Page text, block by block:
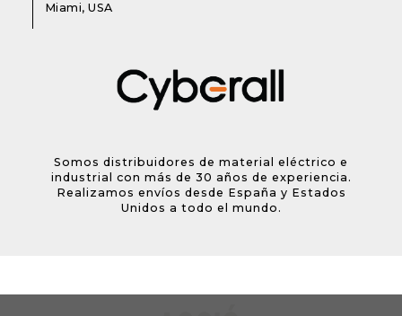
Miami, USA
Somos distribuidores de material eléctrico e
industrial con más de 30 años de experiencia.
Realizamos envíos desde España y Estados
Unidos a todo el mundo.